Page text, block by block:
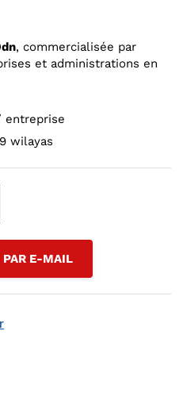
, commercialisée par
et administrations en
entreprise
wilayas
PAR E-MAIL